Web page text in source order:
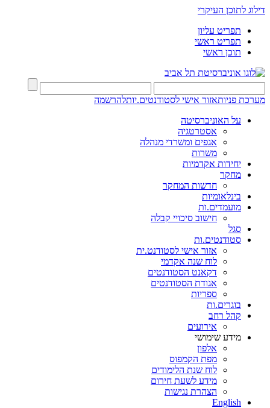
דילוג לתוכן העיקרי
תפריט עליון
תפריט ראשי
תוכן ראשי
מערכת פניותאזור אישי לסטודנטים.יותלהרשמה
על האוניברסיטה
אסטרטגיה
אגפים ומשרדי מנהלה
משרות
יחידות אקדמיות
מחקר
חדשות המחקר
בינלאומיות
מועמדים.ות
חישוב סיכויי קבלה
סגל
סטודנטים.ות
אזור אישי לסטודנט.ית
לוח שנה אקדמי
דקאנט הסטודנטים
אגודת הסטודנטים
ספריות
בוגרים.ות
קהל רחב
אירועים
מידע שימושי
אלפון
מפת הקמפוס
לוח שנת הלימודים
מידע לשעת חירום
הצהרת נגישות
English